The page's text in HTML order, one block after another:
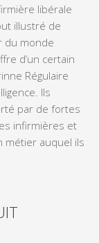
libérale
illustré de
du monde
d’un certain
Régulaire
Ils
par de fortes
infirmières et
métier auquel ils